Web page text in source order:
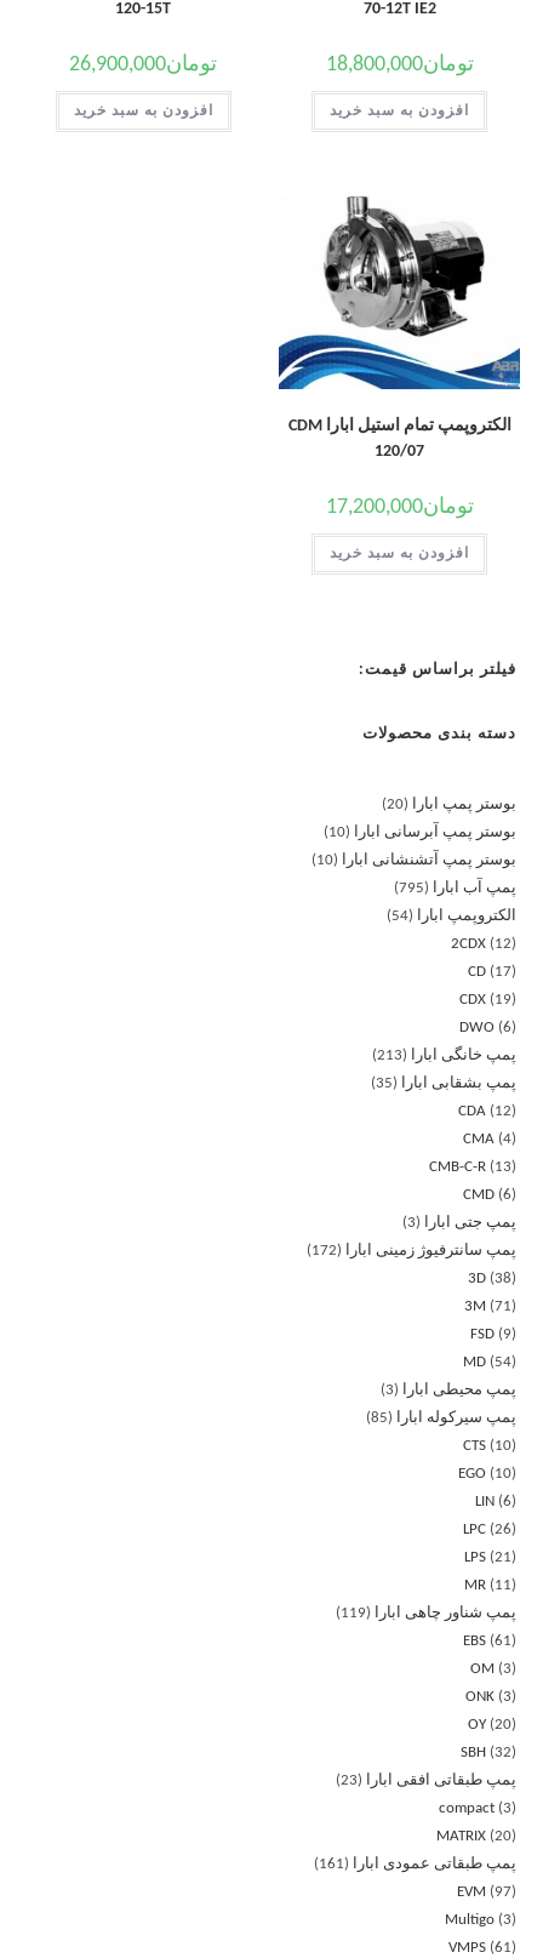
70-12T IE2
تومان18,800,000
افزودن به سبد خرید
120-15T
تومان26,900,000
افزودن به سبد خرید
الکتروپمپ تمام استیل ابارا CDM
120/07
تومان17,200,000
افزودن به سبد خرید
فیلتر براساس قیمت:
دسته بندی محصولات
بوستر پمپ ابارا
20
بوستر پمپ آبرسانی ابارا
10
بوستر پمپ آتشنشانی ابارا
10
پمپ آب ابارا
795
الکتروپمپ ابارا
54
2CDX
12
CD
17
CDX
19
DWO
6
پمپ خانگی ابارا
213
پمپ بشقابی ابارا
35
CDA
12
CMA 4
CMB-C-R
13
CMD 6
پمپ جتی ابارا
3
پمپ سانترفیوژ زمینی ابارا
172
3D 38
3M
71
FSD
9
MD
54
پمپ محیطی ابارا
3
پمپ سیرکوله ابارا
85
CTS
10
EGO
10
LIN
6
LPC 26
LPS 21
MR
11
پمپ شناور چاهی ابارا
119
EBS 61
OM
3
ONK 3
OY 20
SBH
32
پمپ طبقاتی افقی ابارا
23
compact 3
MATRIX 20
پمپ طبقاتی عمودی ابارا
161
EVM
97
Multigo 3
VMPS 61